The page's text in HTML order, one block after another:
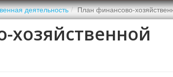
деятельность План финансово-
хозяйственной